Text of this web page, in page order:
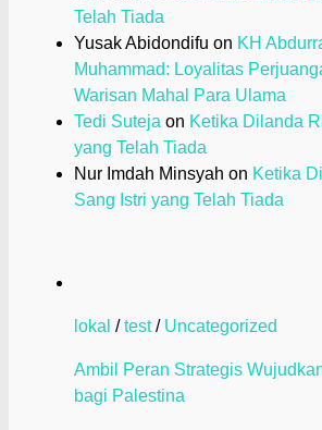
Telah Tiada
Yusak Abidondifu on KH
Muhammad: Loyalitas
Warisan Mahal Para Ulama
Tedi Suteja on Ketika Dilanda
yang Telah Tiada
Nur Imdah Minsyah on Ketika
Sang Istri yang Telah Tiada
lokal /test/ Uncategorized
Ambil Peran Strategis
bagi Palestina